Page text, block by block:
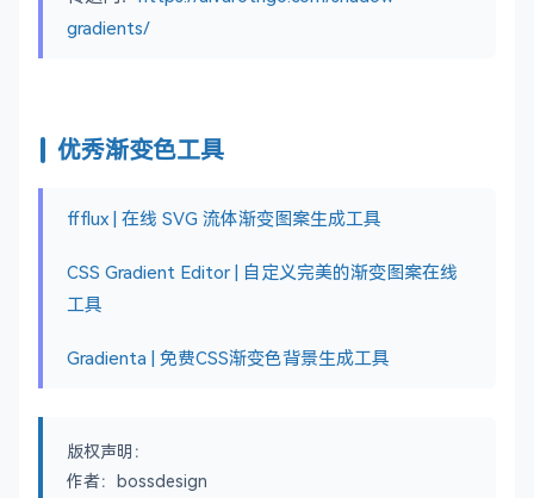
gradients/
优秀渐变色工具
ffflux | 在线 SVG 流体渐变图案生成工具
CSS Gradient Editor | 自定义完美的渐变图案在线
工具
Gradienta | 免费CSS渐变色背景生成工具
版权声明：
作者：bossdesign